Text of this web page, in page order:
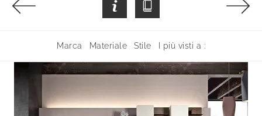
Marca Materiale Stile I più visti a :